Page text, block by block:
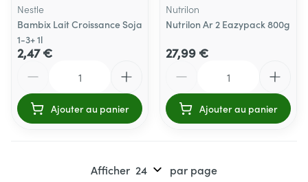
Nestle
Bambix Lait Croissance Soja
1-3+ 1l
2,47 €
Ajouter au panier
Nutrilon
Nutrilon Ar 2 Eazypack 800g
27,99 €
Ajouter au panier
Afficher par page